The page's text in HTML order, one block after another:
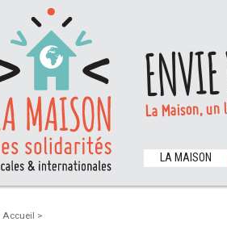
La Maison,
LA MAISON
Accueil >